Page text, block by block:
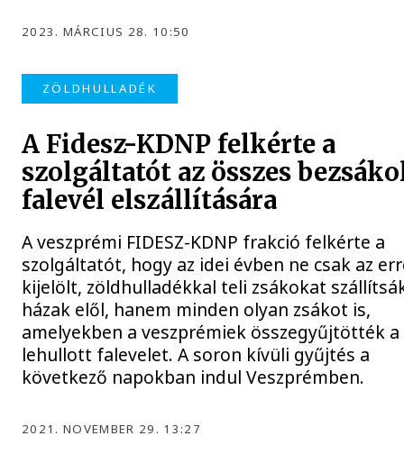
2023. MÁRCIUS 28. 10:50
ZÖLDHULLADÉK
A Fidesz-KDNP felkérte a
szolgáltatót az összes
falevél elszállítására
A veszprémi FIDESZ-KDNP frakció felkérte a
szolgáltatót, hogy az idei évben ne csak az
kijelölt, zöldhulladékkal teli zsákokat
házak elől, hanem minden olyan zsákot is,
amelyekben a veszprémiek összegyűjtötték a
lehullott falevelet. A soron kívüli gyűjtés a
következő napokban indul Veszprémben.
2021. NOVEMBER 29. 13:27